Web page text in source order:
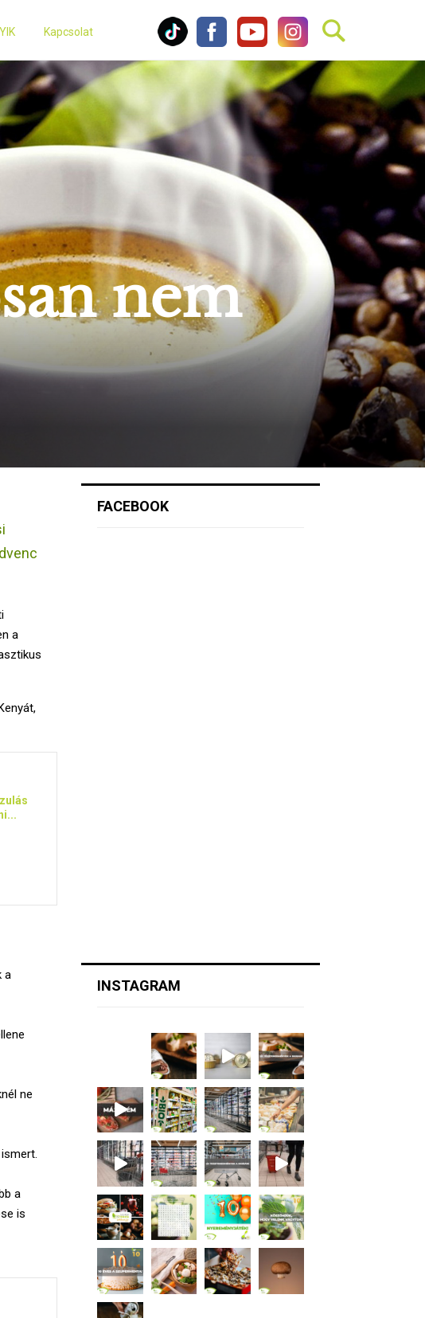
Kapcsolat
nem
a
a
ne
a
is
FACEBOOK
INSTAGRAM